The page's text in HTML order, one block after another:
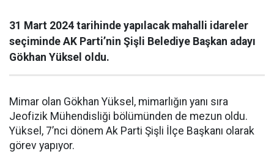
31 Mart 2024 tarihinde yapılacak mahalli idareler
seçiminde AK Parti’nin Şişli Belediye Başkan adayı
Gökhan Yüksel oldu.
Mimar olan Gökhan Yüksel, mimarlığın yanı sıra
Jeofizik Mühendisliği bölümünden de mezun oldu.
Yüksel, 7’nci dönem Ak Parti Şişli İlçe Başkanı olarak
görev yapıyor.